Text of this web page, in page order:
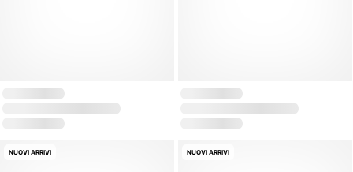
NUOVI ARRIVI NUOVI ARRIVI